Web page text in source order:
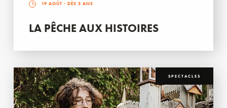
19 AOÛT - DÈS 3 ANS
LA PÊCHE AUX HISTOIRES
SPECTACLES